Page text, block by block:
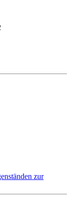
zur